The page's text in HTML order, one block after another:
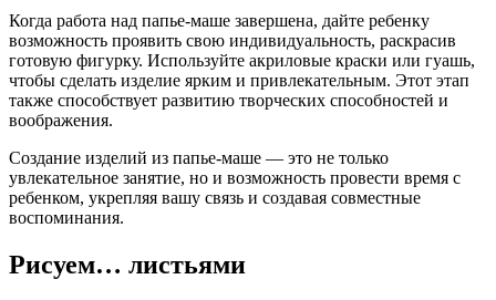
Когда работа над папье-маше завершена, дайте ребенку
возможность проявить свою индивидуальность, раскрасив
готовую фигурку. Используйте акриловые краски или гуашь,
чтобы сделать изделие ярким и привлекательным. Этот этап
также способствует развитию творческих способностей и
воображения.
Создание изделий из папье-маше — это не только
увлекательное занятие, но и возможность провести время с
ребенком, укрепляя вашу связь и создавая совместные
воспоминания.
Рисуем… листьями